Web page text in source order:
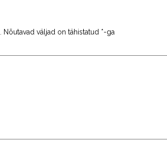
Nõutavad väljad on tähistatud *-ga